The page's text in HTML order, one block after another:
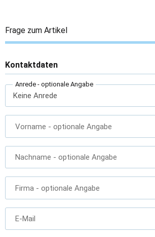
Frage zum Artikel
Kontaktdaten
Anrede - optionale Angabe
Vorname - optionale Angabe
Nachname - optionale Angabe
Firma - optionale Angabe
E-Mail